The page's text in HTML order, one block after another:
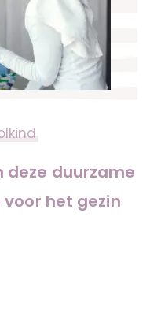
deze duurzame
het gezin